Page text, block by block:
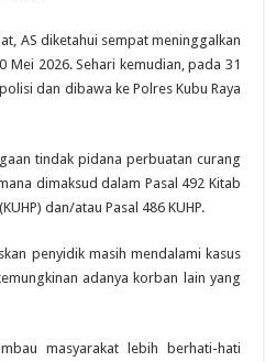
AS diketahui sempat meninggalkan
Mei 2026. Sehari kemudian, pada 31
dan dibawa ke Polres Kubu Raya
tindak pidana perbuatan curang
dimaksud dalam Pasal 492 Kitab
dan/atau Pasal 486 KUHP.
penyidik masih mendalami kasus
adanya korban lain yang
masyarakat lebih berhati-hati